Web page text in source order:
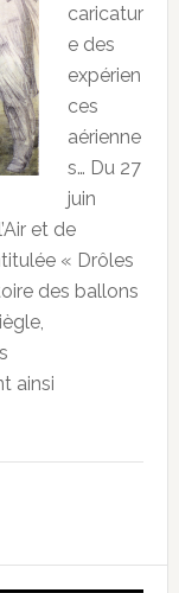
caricatur
e des
expérien
ces
aérienne
s… Du 27
juin
et de
« Drôles
des ballons
ainsi